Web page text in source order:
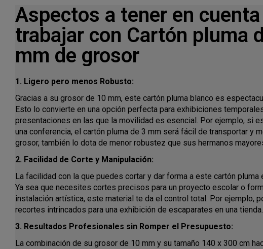
Aspectos a tener en
trabajar con Cartón pluma
mm de grosor
1. Ligero pero menos Robusto:
Gracias a su grosor de 10 mm, este cartón pluma blanco es
Esto lo convierte en una opción perfecta para exhibiciones
presentaciones en las que la movilidad es esencial. Por ejemplo, si
una conferencia, el cartón pluma de 3 mm será fácil de transportar y
grosor, también lo dota de menor robustez que sus hermanos
2. Facilidad de Corte y Manipulación:
La facilidad con la que puedes cortar y dar forma a este cartón pluma
Ya sea que necesites cortes precisos para un proyecto escolar o
instalación artística, este material te da el control total. Por ejemplo,
recortes intrincados para una exhibición de escaparates en una tienda.
3. Resultados Profesionales sin Romper el Presupuesto:
La combinación de su grosor de 10 mm y su tamaño 140 x 300 cm